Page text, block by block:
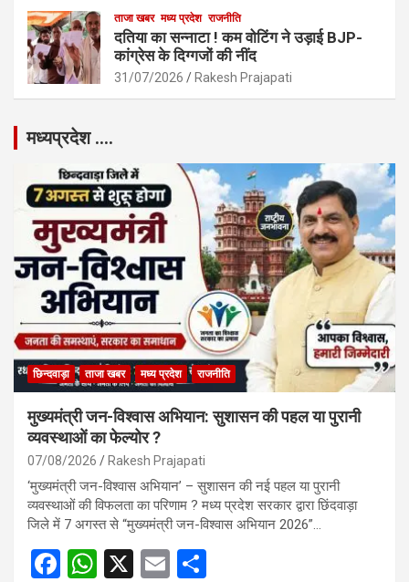
ताजा खबर मध्य प्रदेश राजनीति
दतिया का सन्नाटा ! कम वोटिंग ने उड़ाई BJP-
कांग्रेस के दिग्गजों की नींद
31/07/2026 Rakesh Prajapati
मध्यप्रदेश ….
छिन्दवाड़ा ताजा खबर मध्य प्रदेश राजनीति
मुख्यमंत्री जन-विश्वास अभियान: सुशासन की पहल या पुरानी
व्यवस्थाओं का फेल्योर ?
07/08/2026 Rakesh Prajapati
‘मुख्यमंत्री जन-विश्वास अभियान’ – सुशासन की नई पहल या पुरानी
व्यवस्थाओं की विफलता का परिणाम ? मध्य प्रदेश सरकार द्वारा छिंदवाड़ा
जिले में 7 अगस्त से “मुख्यमंत्री जन-विश्वास अभियान 2026”…
F
W X
E